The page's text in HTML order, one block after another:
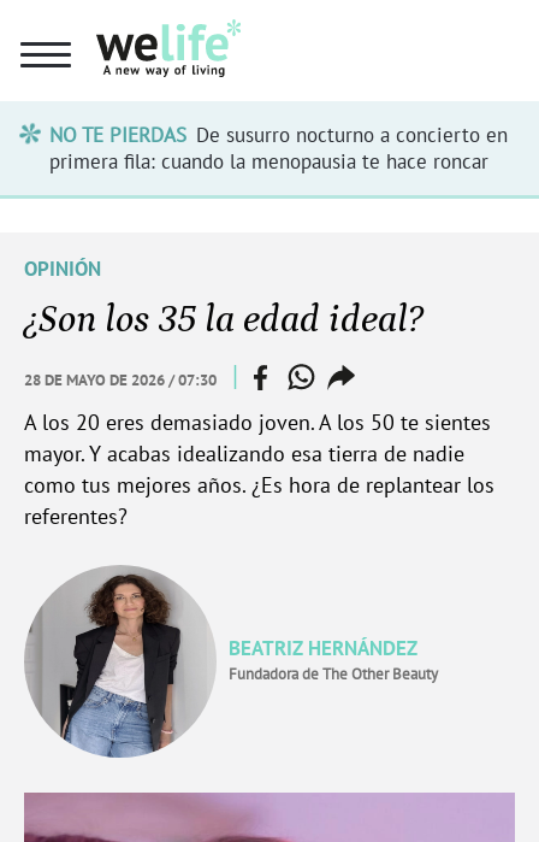
NO TE PIERDAS De susurro nocturno a concierto en
primera fila: cuando la menopausia te hace roncar
OPINIÓN
¿Son los 35 la edad ideal?
28 DE MAYO DE 2026 / 07:30 | facebookwhatsappcompartir
enlace
A los 20 eres demasiado joven. A los 50 te sientes
mayor. Y acabas idealizando esa tierra de nadie
como tus mejores años. ¿Es hora de replantear los
referentes?
BEATRIZ HERNÁNDEZ
Fundadora de The Other Beauty